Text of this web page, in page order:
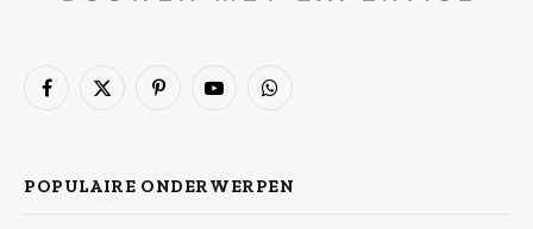
Facebook
X
PinterestYouTubeWhatsApp
POPULAIRE ONDERWERPEN